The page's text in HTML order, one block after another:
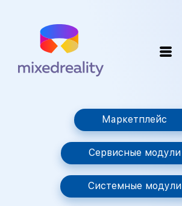
Маркетплейс
Сервисные модули
Системные модули